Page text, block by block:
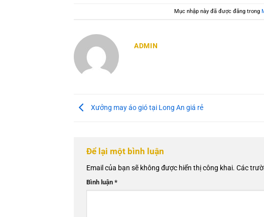
Mục nhập này đã được đăng trong
ADMIN
Xưởng may áo gió tại Long An giá rẻ
Để lại một bình luận
Email của bạn sẽ không được hiển thị công khai. Các
Bình luận *